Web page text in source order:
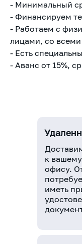
- Минимальный
- Финансируем
- Работаем с
лицами, со
- Есть
- Аванс от 15%,
к
офису.
иметь